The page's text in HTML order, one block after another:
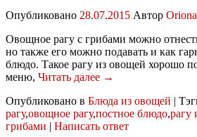
Опубликовано 28.07.2015 Автор Oriona
Овощное рагу с грибами можно
но также его можно подавать и как
блюдо. Такое рагу из овощей хорошо
меню, Читать далее →
Опубликовано в Блюда из овощей |
рагу,овощное рагу,постное блюдо,рагу
грибами | Написать ответ